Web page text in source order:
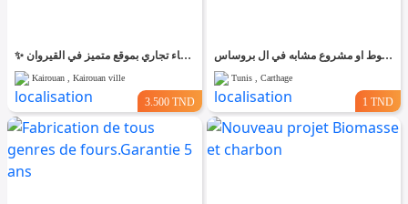
✨ للّكراء فضاء تجاري بموقع متميز في القيروان ✨
Kairouan , Kairouan ville
3.500 TND
مكنات صناعة الفحم المضغوط او مشروع مشابه في ال بروساس
Tunis , Carthage
1 TND